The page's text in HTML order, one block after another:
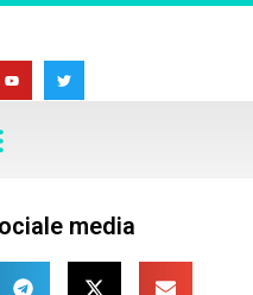
media